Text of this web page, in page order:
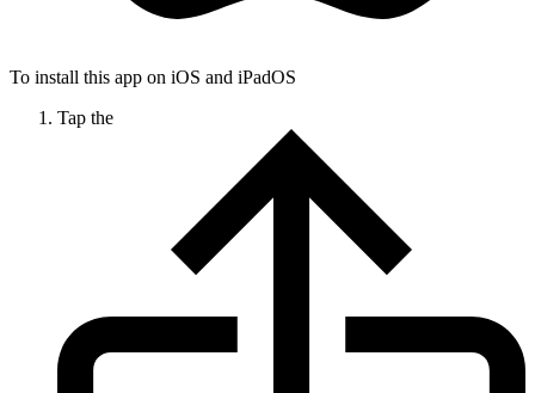
To install this app on iOS and iPadOS
Tap the